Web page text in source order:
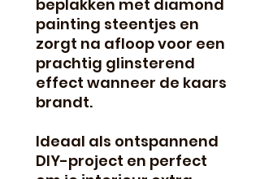
beplakken met diamond
painting steentjes en
zorgt na afloop voor een
prachtig glinsterend
effect wanneer de kaars
brandt.
Ideaal als ontspannend
DIY-project en perfect